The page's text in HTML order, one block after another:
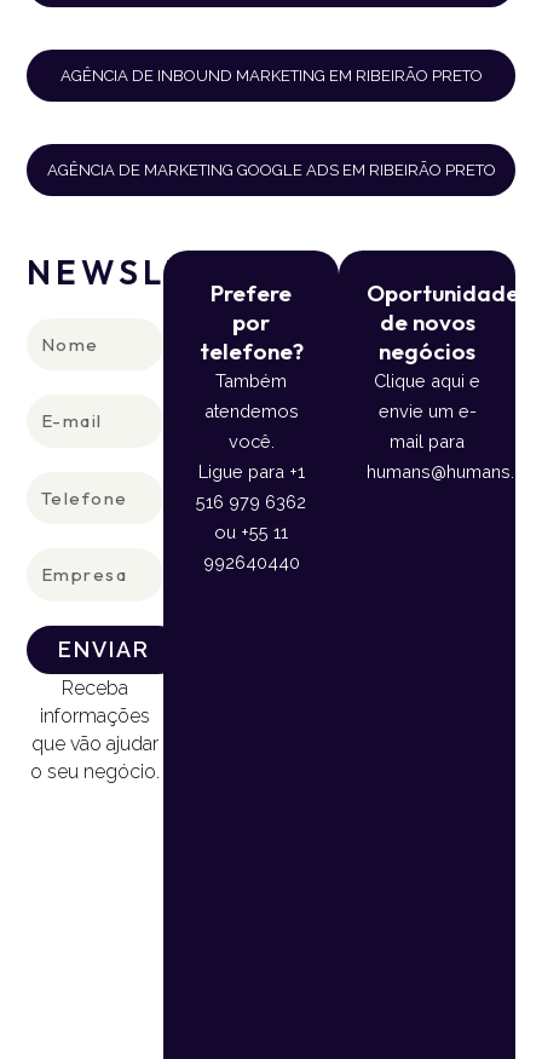
AGÊNCIA DE INBOUND MARKETING EM RIBEIRÃO PRETO
AGÊNCIA DE MARKETING GOOGLE ADS EM RIBEIRÃO PRETO
NEWSLETTER
ENVIAR
Receba
informações
que vão ajudar
o seu negócio.
Prefere
por
telefone?
Também
atendemos
você.
Ligue para +1
516 979 6362
ou +55 11
992640440
Oportunidade
de novos
negócios
Clique aqui e
envie um e-
mail para